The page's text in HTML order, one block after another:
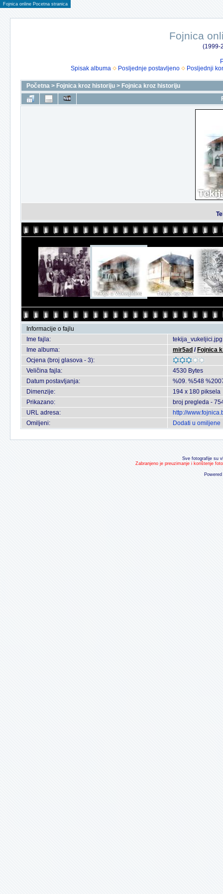
Fojnica online Pocetna stranica
Fojnica
(1999-
Spisak albuma
Posljednje postavljeno Posljednji
Početna > Fojnica kroz historiju > Fojnica kroz historiju
Informacije o fajlu
Ime fajla:
tekija_vukeljici.jpg
Ime albuma:
mir5ad / Fojnica
Ocjena (broj glasova - 3):
Veličina fajla:
4530 Bytes
Datum postavljanja:
%09. %548
Dimenzije:
194 x 180 piksela
Prikazano:
broj pregleda -
URL adresa:
http://
Omiljeni:
Dodati u omiljene
Sve fotografije su
Zabranjeno je preuzimanje i korištenje